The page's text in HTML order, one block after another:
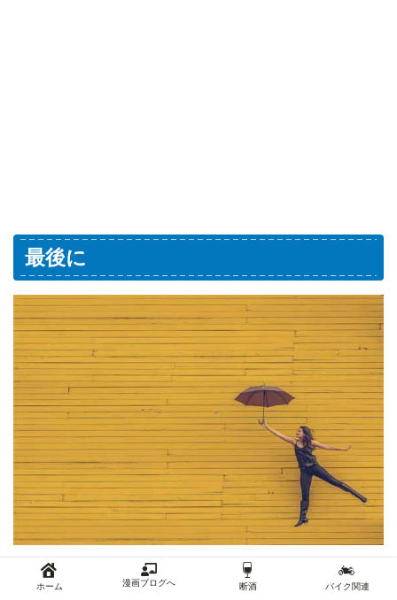
最後に
ここまでブログ運営が副業としておすすめできな
ホーム 漫画ブログへ 断酒 バイク関連